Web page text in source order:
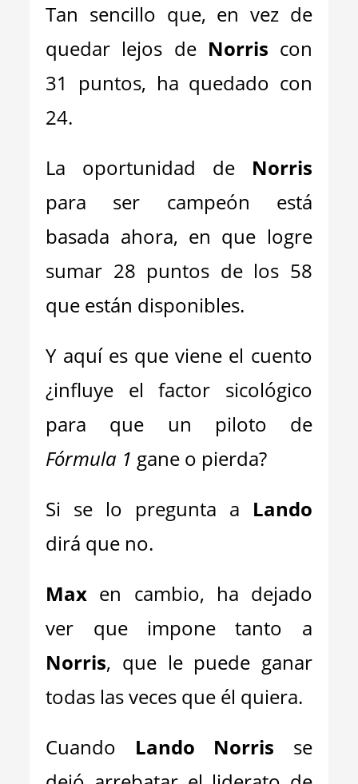
Tan sencillo que, en vez de
quedar lejos de Norris con
31 puntos, ha quedado con
24.
La oportunidad de Norris
para ser campeón está
basada ahora, en que logre
sumar 28 puntos de los 58
que están disponibles.
Y aquí es que viene el cuento
¿influye el factor sicológico
para que un piloto de
Fórmula 1 gane o pierda?
Si se lo pregunta a Lando
dirá que no.
Max en cambio, ha dejado
ver que impone tanto a
Norris, que le puede ganar
todas las veces que él quiera.
Cuando Lando Norris se